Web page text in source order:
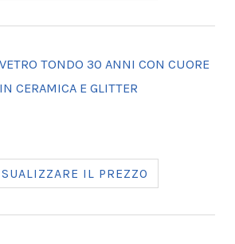
VETRO TONDO 30 ANNI CON CUORE
IN CERAMICA E GLITTER
IL PREZZO